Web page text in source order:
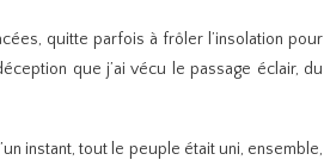
quitte parfois à frôler l’insolation pour
que j’ai vécu le passage éclair, du
instant, tout le peuple était uni, ensemble,